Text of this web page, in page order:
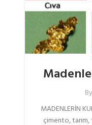
By
MADENLERİN
çimento, tarım,